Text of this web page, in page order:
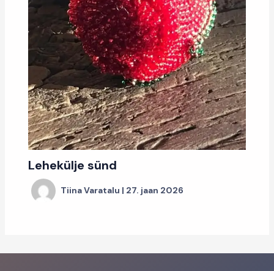
Lehekülje sünd
Tiina Varatalu | 27. jaan 2026